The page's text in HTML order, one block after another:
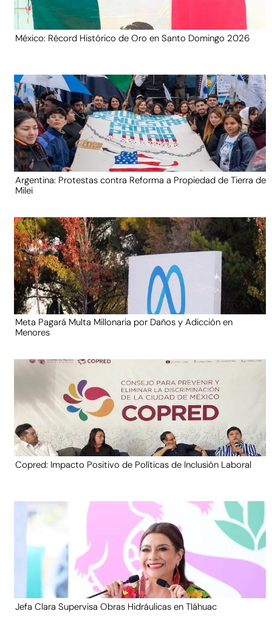
México: Récord Histórico de Oro en Santo Domingo 2026
Argentina: Protestas contra Reforma a Propiedad de Tierra de
Milei
Meta Pagará Multa Millonaria por Daños y Adicción en
Menores
Copred: Impacto Positivo de Políticas de Inclusión Laboral
Jefa Clara Supervisa Obras Hidráulicas en Tláhuac